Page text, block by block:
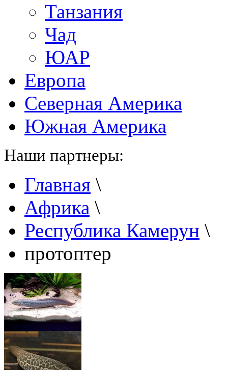
Танзания
Чад
ЮАР
Европа
Северная Америка
Южная Америка
Наши партнеры:
Главная \
Африка \
Республика Камерун \
протоптер